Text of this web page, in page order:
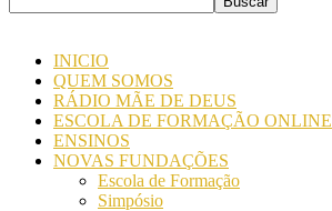
INICIO
QUEM SOMOS
RÁDIO MÃE DE DEUS
ESCOLA DE FORMAÇÃO ONLINE
ENSINOS
NOVAS FUNDAÇÕES
Escola de Formação
Simpósio